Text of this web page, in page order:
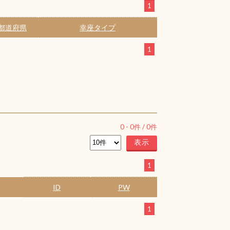
1
道府県 幸座タイプ
1
0 - 0件 /0件
1
ID PW
1